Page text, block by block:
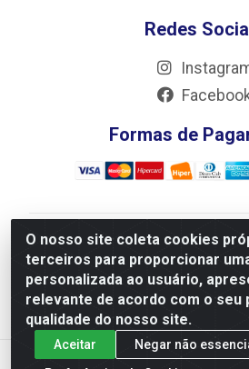
O nosso site coleta cookies
terceiros para proporcionar
personalizada ao usuário,
relevante de acordo com o seu
qualidade do nosso site.
Aceitar
Negar não
Redes
Formas de
JRS Distribuição e Logística
Sacramento Torga 70, Vila Nossa
São João Del Rei/MG - CEP
66.194.085/